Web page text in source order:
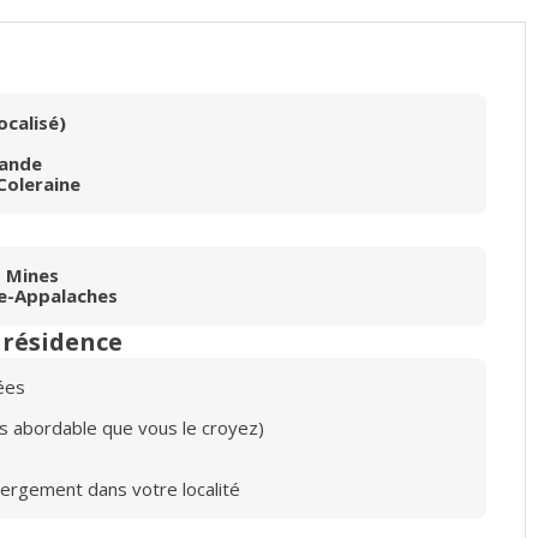
Appalaches
abordable que vous le croyez)
dans votre localité